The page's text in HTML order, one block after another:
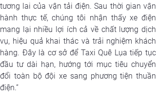
tương lai của vận tải điện. Sau thời gian vận
hành thực tế, chúng tôi nhận thấy xe điện
mang lại nhiều lợi ích cả về chất lượng dịch
vụ, hiệu quả khai thác và trải nghiệm khách
hàng. Đây là cơ sở để Taxi Quê Lụa tiếp tục
đầu tư dài hạn, hướng tới mục tiêu chuyển
đổi toàn bộ đội xe sang phương tiện thuần
điện.”